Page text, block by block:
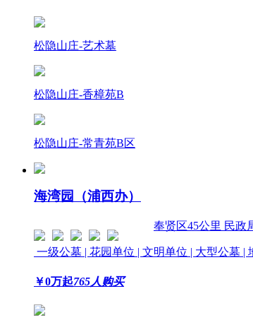
松隐山庄-艺术墓
松隐山庄-香樟苑B
松隐山庄-常青苑B区
海湾园（浦西办）
奉贤区45公里 民政
一级公墓 | 花园单位 | 文明单位 | 大型公墓 |
￥0万起765人购买